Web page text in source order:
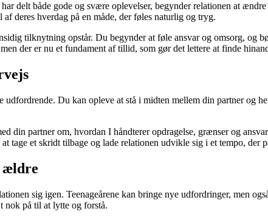
delt både gode og svære oplevelser, begynder relationen at
deres hverdag på en måde, der føles naturlig og tryg.
tilknytning opstår. Du begynder at føle ansvar og omsorg,
der er nu et fundament af tillid, som gør det lettere at finde
Du kan opleve at stå i midten mellem din partner og
din partner om, hvordan I håndterer opdragelse, grænser og
tage et skridt tilbage og lade relationen udvikle sig i et tempo, der
ældre
sig igen. Teenageårene kan bringe nye udfordringer, men
på til at lytte og forstå.